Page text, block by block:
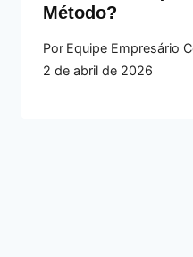
Método?
Por Equipe Empresário
2 de abril de 2026